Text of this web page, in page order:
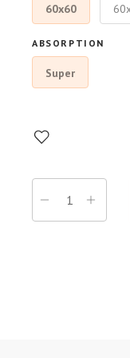
60x60
ABSORPTION
Super